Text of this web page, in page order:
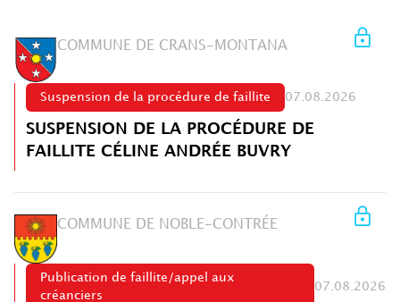
COMMUNE DE CRANS-MONTANA
Suspension de la procédure de faillite 07.08.2026
SUSPENSION DE LA PROCÉDURE DE
FAILLITE CÉLINE ANDRÉE BUVRY
COMMUNE DE NOBLE-CONTRÉE
Publication de faillite/appel aux
créanciers
07.08.2026